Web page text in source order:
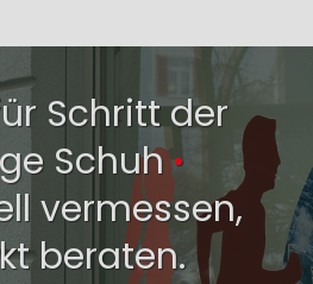
Schritt der
Schuh·
vermessen,
beraten.